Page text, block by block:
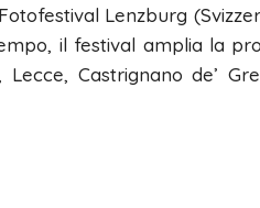
Lenzburg
il festival amplia la
Castrignano de’